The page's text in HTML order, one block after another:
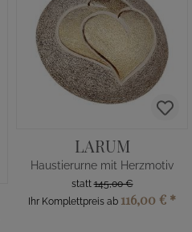
LARUM
Haustierurne mit Herzmotiv
statt145,00 €
Ihr Komplettpreis ab 116,00 € *